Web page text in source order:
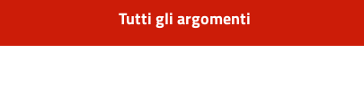
Tutti gli argomenti